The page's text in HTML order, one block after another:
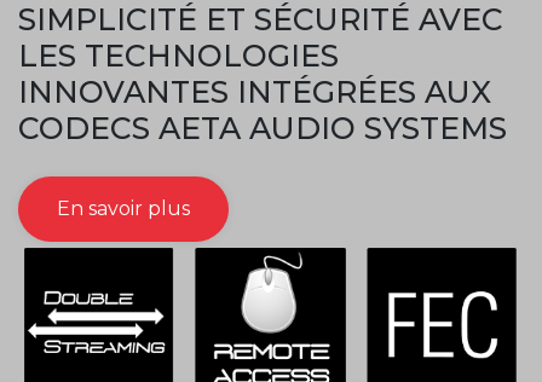
SIMPLICITÉ ET SÉCURITÉ AVEC
LES TECHNOLOGIES
INNOVANTES INTÉGRÉES AUX
CODECS AETA AUDIO SYSTEMS
En savoir plus